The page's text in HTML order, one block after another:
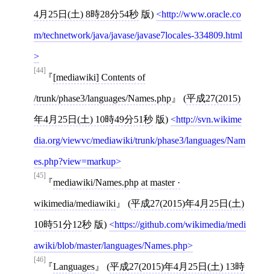
4月25日(土) 8時28分54秒 版) http://www.oracle.co
m/technetwork/java/javase/javase7locales-334809.html
[44]
[mediawiki] Contents of
/trunk/phase3/languages/Names.php (平成27(2015)
年4月25日(土) 10時49分51秒 版) http://svn.wikime
dia.org/viewvc/mediawiki/trunk/phase3/languages/Nam
es.php?view=markup
[45]
mediawiki/Names.php at master ·
wikimedia/mediawiki (平成27(2015)年4月25日(土)
10時51分12秒 版) https://github.com/wikimedia/medi
awiki/blob/master/languages/Names.php
[46]
Languages (平成27(2015)年4月25日(土) 13時